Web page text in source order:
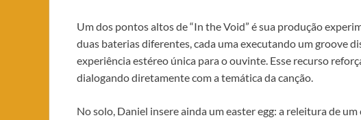
Um dos pontos altos de “In the Void” é sua produção
duas baterias diferentes, cada uma executando um groove
experiência estéreo única para o ouvinte. Esse recurso
dialogando diretamente com a temática da canção.
No solo, Daniel insere ainda um easter egg: a releitura de